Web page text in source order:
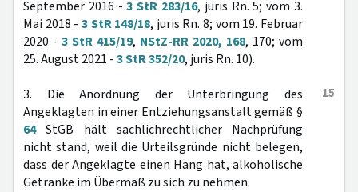
September 2016 -3 StR 283/16, juris Rn. 5; vom 3.
Mai 2018 - 3 StR 148/18, juris Rn. 8; vom 19. Februar
2020 - 3 StR 415/19, NStZ-RR 2020, 168, 170; vom
25. August 2021 -3 StR 352/20, juris Rn. 10).
15
3. Die Anordnung der Unterbringung des
Angeklagten in einer Entziehungsanstalt gemäß §
64StGB hält sachlichrechtlicher Nachprüfung
nicht stand, weil die Urteilsgründe nicht belegen,
dass der Angeklagte einen Hang hat, alkoholische
Getränke im Übermaß zu sich zu nehmen.